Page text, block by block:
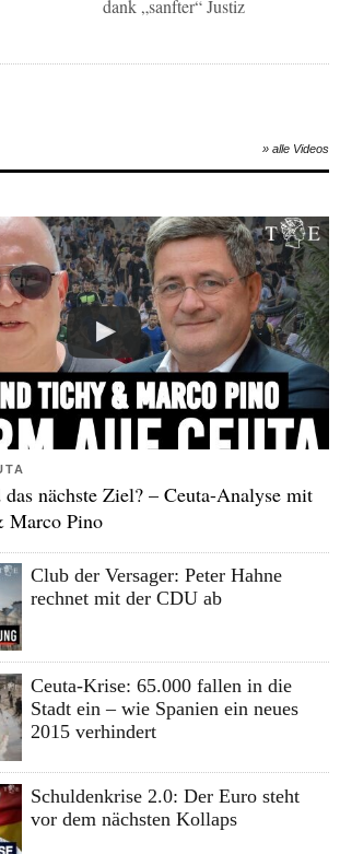
dank „sanfter“ Justiz
» alle Videos
nächste Ziel? – Ceuta-Analyse mit
Marco Pino
Club der Versager: Peter Hahne
rechnet mit der CDU ab
Ceuta-Krise: 65.000 fallen in die
Stadt ein – wie Spanien ein neues
2015 verhindert
Schuldenkrise 2.0: Der Euro steht
vor dem nächsten Kollaps